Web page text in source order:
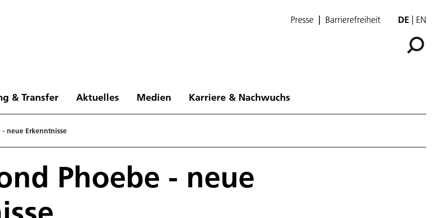
Presse Barrierefreiheit DE EN
& Transfer Aktuelles Medien Karriere & Nachwuchs
neue Erkenntnisse
Phoebe - neue